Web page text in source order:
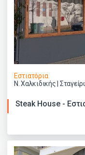
Εστιατόρια
Ν. Χαλκιδικής |
Steak House -